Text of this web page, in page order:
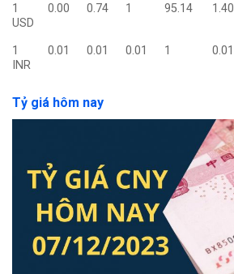
1
USD
0.00 0.74 1 95.14 1.40
1
INR
0.01 0.01 0.01 1 0.01
Tỷ giá hôm nay